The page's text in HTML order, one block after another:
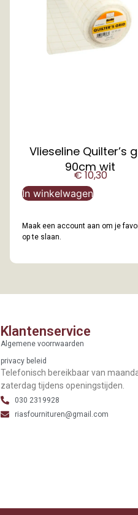
Vlieseline Quilter’s
90cm wit
€10,30
In winkelwagen
Maak een account aan om je
op te slaan.
Klantenservice
Algemene voorrwaarden
privacy beleid
Telefonisch bereikbaar van
zaterdag tijdens openingstijden.
030 2319928
riasfournituren@gmail.com